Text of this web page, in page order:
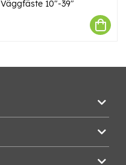
Väggfäste 10"-39"